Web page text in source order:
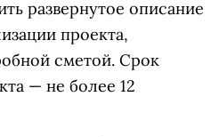
развернутое описание
проекта,
сметой. Срок
— не более 12